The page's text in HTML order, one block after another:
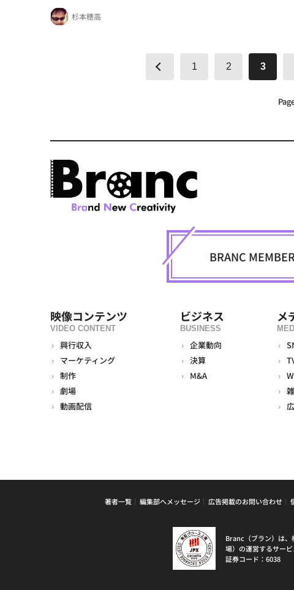
杉本穂高
1 2 3
BRANC
映像コンテンツ
VIDEO CONTENT
興行収入
マーケティング
制作
劇場
動画配信
ビジネス
BUSINESS
企業動向
決算
M&A
メ
著者一覧 編集部へメッセージ 広告掲載のお問い合わせ
Branc（ブラン）は、
場）の運営するサービ
証券コード：6038